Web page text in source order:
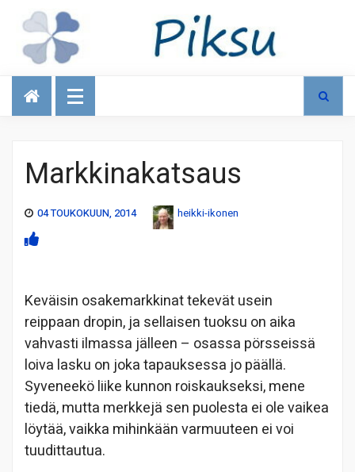
Talous
Markkinakatsaus
04 TOUKOKUUN, 2014 heikki-ikonen
Keväisin osakemarkkinat tekevät usein
reippaan dropin, ja sellaisen tuoksu on aika
vahvasti ilmassa jälleen – osassa pörsseissä
loiva lasku on joka tapauksessa jo päällä.
Syveneekö liike kunnon roiskaukseksi, mene
tiedä, mutta merkkejä sen puolesta ei ole vaikea
löytää, vaikka mihinkään varmuuteen ei voi
tuudittautua.